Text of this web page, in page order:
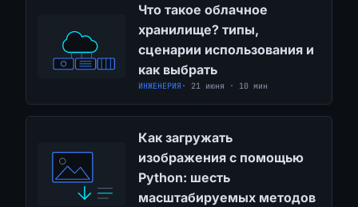
Что такое облачное
хранилище? типы,
сценарии использования и
как выбрать
ИНЖЕНЕРИЯ · 21 июня · 10 мин
Как загружать
изображения с помощью
Python: шесть
масштабируемых методов